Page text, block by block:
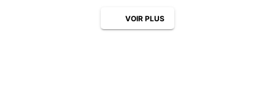
VOIR PLUS